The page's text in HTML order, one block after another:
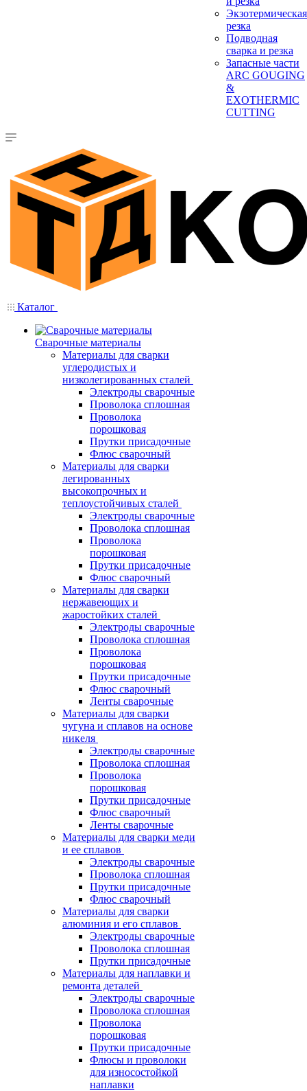
Экзотермическая
резка
Подводная
сварка и резка
Запасные части
ARC GOUGING
&
EXOTHERMIC
CUTTING
Каталог
Сварочные материалы
Материалы для сварки
углеродистых и
низколегированных сталей
Электроды сварочные
Проволока сплошная
Проволока
порошковая
Прутки присадочные
Флюс сварочный
Материалы для сварки
легированных
высокопрочных и
теплоустойчивых сталей
Электроды сварочные
Проволока сплошная
Проволока
порошковая
Прутки присадочные
Флюс сварочный
Материалы для сварки
нержавеющих и
жаростойких сталей
Электроды сварочные
Проволока сплошная
Проволока
порошковая
Прутки присадочные
Флюс сварочный
Ленты сварочные
Материалы для сварки
чугуна и сплавов на основе
никеля
Электроды сварочные
Проволока сплошная
Проволока
порошковая
Прутки присадочные
Флюс сварочный
Ленты сварочные
Материалы для сварки меди
и ее сплавов
Электроды сварочные
Проволока сплошная
Прутки присадочные
Флюс сварочный
Материалы для сварки
алюминия и его сплавов
Электроды сварочные
Проволока сплошная
Прутки присадочные
Материалы для наплавки и
ремонта деталей
Электроды сварочные
Проволока сплошная
Проволока
порошковая
Прутки присадочные
Флюсы и проволоки
для износостойкой
наплавки